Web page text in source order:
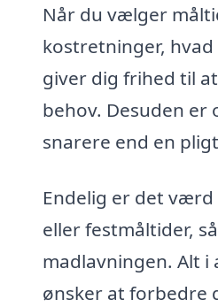
Når du vælger
kostretninger,
giver dig frihed til
behov. Desuden
snarere end en
Endelig er det
eller festmåltider,
madlavningen. Alt
ønsker at forbedre